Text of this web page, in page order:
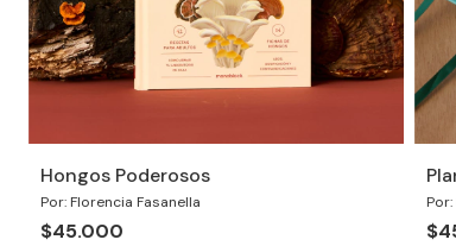
Hongos Poderosos
Por: Florencia Fasanella
$45.000